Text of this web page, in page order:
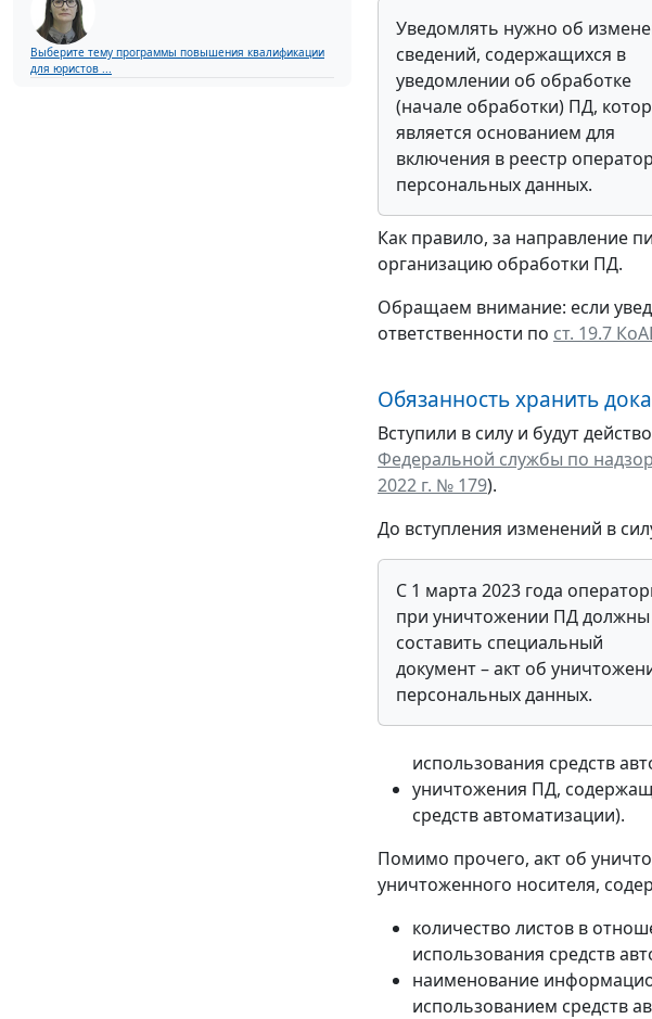
Выберите тему программы повышения квалификации
для юристов ...
Уведомлять нужно об
сведений, содержащихся в
уведомлении об обработке
(начале обработки) ПД,
является основанием для
включения в реестр
персональных данных.
Как правило, за направление
организацию обработки ПД.
Обращаем внимание: если
ответственности по ст. 19.7
Обязанность хранить
Вступили в силу и будут
Федеральной службы по
2022 г. № 179).
До вступления изменений в
С 1 марта 2023 года
при уничтожении ПД должны
составить специальный
документ – акт об
персональных данных.
использования средств
уничтожения ПД,
средств автоматизации).
Помимо прочего, акт об
уничтоженного носителя,
количество листов в
использования средств
наименование
использованием средств